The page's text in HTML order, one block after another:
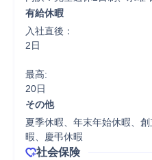
有給休暇
入社直後：
2日
最高:
20日
その他
夏季休暇、年末年始休暇、
暇、慶弔休暇
社会保険